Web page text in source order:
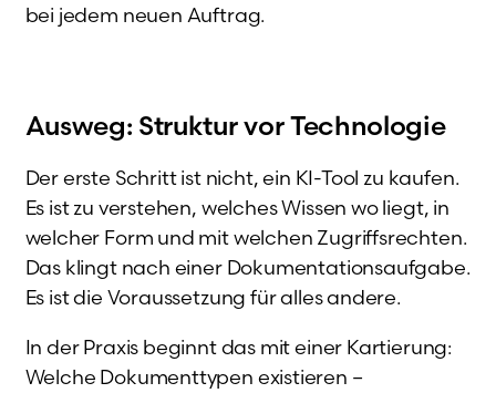
bei jedem neuen Auftrag.
Ausweg: Struktur vor Technologie
Der erste Schritt ist nicht, ein KI-Tool zu kaufen.
Es ist zu verstehen, welches Wissen wo liegt, in
welcher Form und mit welchen Zugriffsrechten.
Das klingt nach einer Dokumentationsaufgabe.
Es ist die Voraussetzung für alles andere.
In der Praxis beginnt das mit einer Kartierung:
Welche Dokumenttypen existieren –